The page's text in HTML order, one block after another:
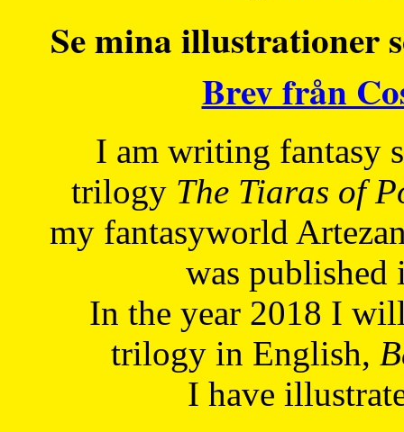
Se mina illustrationer
Brev från
I am writing fantasy
trilogy The Tiaras of
my fantasyworld
was published
In the year 2018 I
trilogy in English,
I have